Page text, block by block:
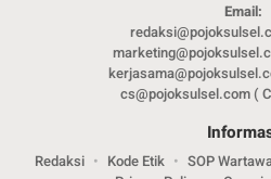
Email:
cs@pojoksulsel.com (
Redaksi Kode Etik SOP